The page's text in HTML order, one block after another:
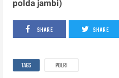
polda jambi)
SHARE SHARE
TAGS POLRI